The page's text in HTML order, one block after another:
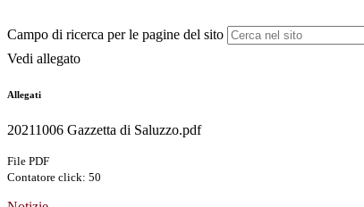
Campo di ricerca per le pagine del sito
Vedi allegato
Allegati
20211006 Gazzetta di Saluzzo.pdf
File PDF
Contatore click: 50